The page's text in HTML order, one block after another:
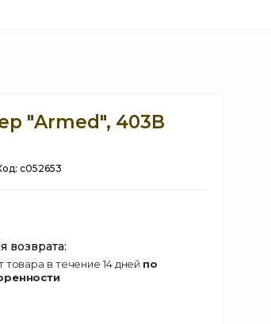
"Armed", 403B
c052653
товара в течение 14 дней по